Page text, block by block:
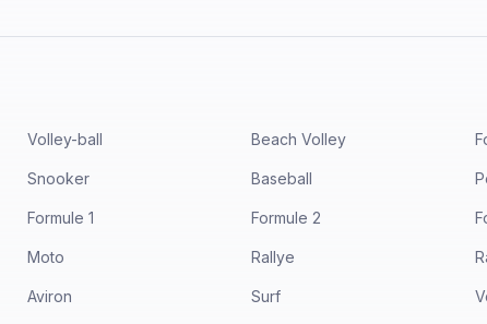
Volley-ball Beach Volley
Snooker Baseball
Formule 1 Formule 2
Moto Rallye
Aviron Surf